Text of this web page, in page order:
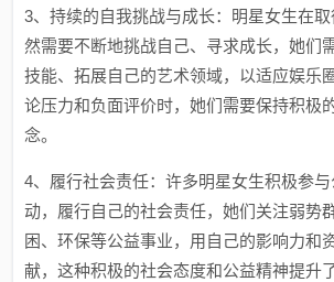
3、持续的自我挑战与成长：明星女生在
然需要不断地挑战自己、寻求成长，她们
技能、拓展自己的艺术领域，以适应娱乐
论压力和负面评价时，她们需要保持积极
念。
4、履行社会责任：许多明星女生积极参
动，履行自己的社会责任，她们关注弱势
困、环保等公益事业，用自己的影响力和
献，这种积极的社会态度和公益精神提升